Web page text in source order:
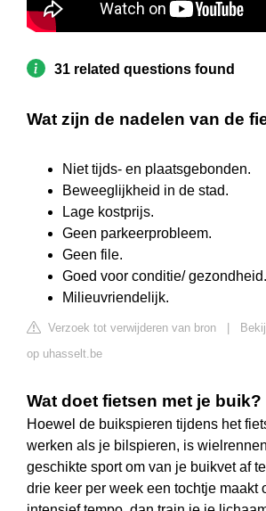
31 related questions found
Wat zijn de nadelen van de
Niet tijds- en plaatsgebonden.
Beweeglijkheid in de stad.
Lage kostprijs.
Geen parkeerprobleem.
Geen file.
Goed voor conditie/ gezondheid.
Milieuvriendelijk.
Verzoek tot verwijderen van bron
op uhasselt.be
Wat doet fietsen met je buik?
Hoewel de buikspieren tijdens het
werken als je bilspieren, is
geschikte sport om van je buikvet af
drie keer per week een tochtje maakt